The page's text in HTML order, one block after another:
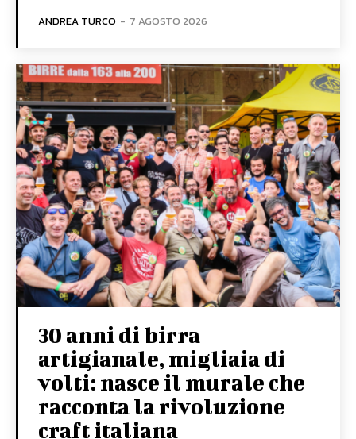
ANDREA TURCO - 7 AGOSTO 2026
30 anni di birra
artigianale, migliaia di
volti: nasce il murale che
racconta la rivoluzione
craft italiana